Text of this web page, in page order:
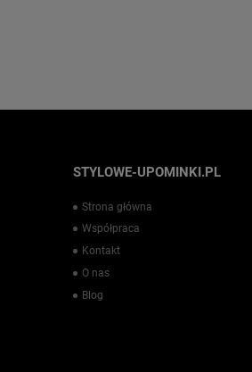
STYLOWE-UPOMINKI.PL
Strona główna
Współpraca
Kontakt
O nas
Blog